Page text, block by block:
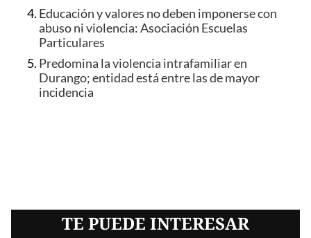
Educación y valores no deben imponerse con
abuso ni violencia: Asociación Escuelas
Particulares
Predomina la violencia intrafamiliar en
Durango; entidad está entre las de mayor
incidencia
TE PUEDE INTERESAR